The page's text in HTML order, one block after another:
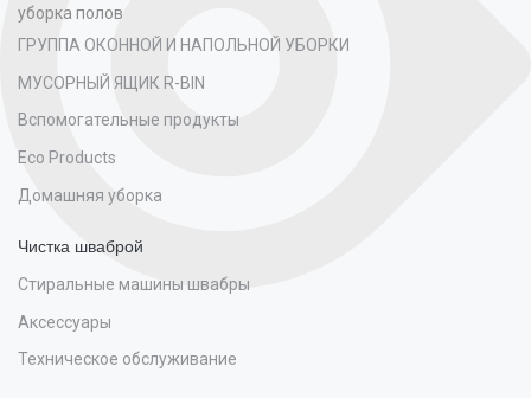
уборка полов
ГРУППА ОКОННОЙ И НАПОЛЬНОЙ УБОРКИ
МУСОРНЫЙ ЯЩИК R-BIN
Вспомогательные продукты
Eco Products
Домашняя уборка
Чистка шваброй
Стиральные машины швабры
Аксессуары
Техническое обслуживание